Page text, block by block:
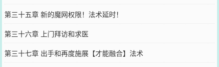
第三十五章 新的魔网权限！法术延时！
第三十六章 上门拜访和求医
第三十七章 出手和再度施展【才能融合】法术